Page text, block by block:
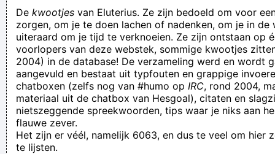
across the posts. I&#8217;ve been scouring for this info for
weeks and I will be sure t
'Heb je veel kaartjes gekregen?' 'Ik ben gestopt met tellen bij
94' 'Echt? Waren het er nog meer dan?' 'Nee'
wie niet waagt blijft maagd en wie te lang wacht wordt
verkracht
Revise right before leo? And kiki obviously! Awesome flower
garden! Like blueberry syrup. Lily rushed over
De kwootjes van Eluterius. Ze zijn bedoeld om voor
zorgen, om je te doen lachen of nadenken, om je in de
uiteraard om je tijd te verknoeien. Ze zijn ontstaan op
voorlopers van deze webstek, sommige kwootjes
2004) in de database! De verzameling werd en wordt
aangevuld en bestaat uit typfouten en grappige
chatboxen (zelfs nog van #humo op IRC, rond 2004,
materiaal uit de chatbox van Hesgoal), citaten en
nietszeggende spreekwoorden, tips waar je niks aan
flauwe zever.
Het zijn er véél, namelijk 6063, en dus te veel om hier
te lijsten.